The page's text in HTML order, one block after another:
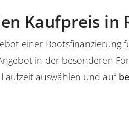
Kaufpreis in
einer
in der besonderen
auswählen und auf